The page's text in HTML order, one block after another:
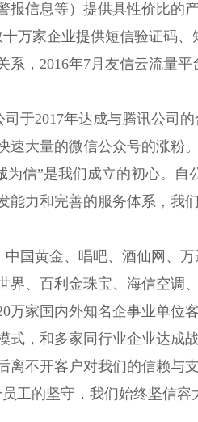
信息等）提供具性价比的产
万家企业提供短信验证码、
系， 2016年7月友信云流量平
司于2017年达成与腾讯公司
大量的微信公众号的涨粉。
信”是我们成立的初心。自
能力和完善的服务体系，
黄金、唱吧、酒仙网、万
界、百利金珠宝、海信空调
万家国内外知名企事业单位
，和多家同行业企业达成
离不开客户对我们的信赖与
工的坚守，我们始终坚信容